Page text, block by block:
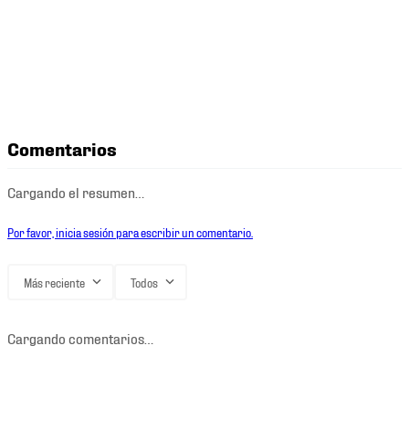
Comentarios
Cargando el resumen…
Por favor, inicia sesión para escribir un comentario.
Más reciente Todos
Cargando comentarios…